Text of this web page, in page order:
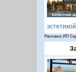
Реклама: ИП